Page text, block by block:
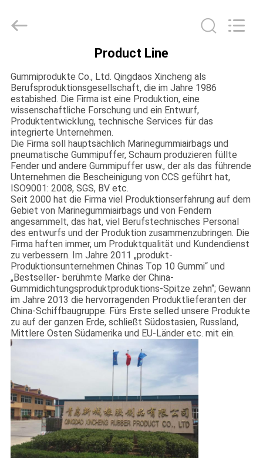
PRODUKTE
VR
SHOW
ÜBER
UNS
FABRIK-
AUSFLUG
QUALITÄTSKONTROLLE
TRETEN
MIT
UNS
IN
VERBINDUNG
Products
Product Line
Gummiprodukte Co., Ltd. Qingdaos Xincheng als
Berufsproduktionsgesellschaft, die im Jahre 1986
estabished. Die Firma ist eine Produktion, eine
wissenschaftliche Forschung und ein Entwurf,
Produktentwicklung, technische Services für das
integrierte Unternehmen.
Die Firma soll hauptsächlich Marinegummiairbags und
pneumatische Gummipuffer, Schaum produzieren füllte
Fender und andere Gummipuffer usw., der als das führende
Unternehmen die Bescheinigung von CCS geführt hat,
ISO9001: 2008, SGS, BV etc.
Seit 2000 hat die Firma viel Produktionserfahrung auf dem
Gebiet von Marinegummiairbags und von Fendern
angesammelt, das hat, viel Berufstechnisches Personal
des entwurfs und der Produktion zusammenzubringen. Die
Firma haften immer, um Produktqualität und Kundendienst
zu verbessern. Im Jahre 2011 „produkt-
Produktionsunternehmen Chinas Top 10 Gummi“ und
„Bestseller- berühmte Marke der China-
Gummidichtungsproduktproduktions-Spitze zehn“; Gewann
im Jahre 2013 die hervorragenden Produktlieferanten der
China-Schiffbaugruppe. Fürs Erste selled unsere Produkte
zu auf der ganzen Erde, schließt Südostasien, Russland,
Mittlere Osten Südamerika und EU-Länder etc. mit ein.